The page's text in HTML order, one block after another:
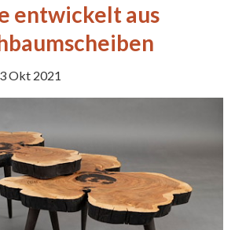
Okt 2021
entwickelt aus